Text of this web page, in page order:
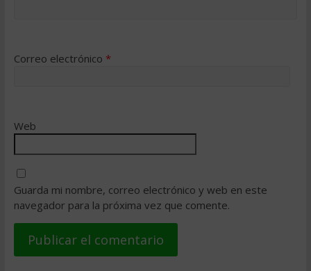
Correo electrónico *
Web
Guarda mi nombre, correo electrónico y web en este
navegador para la próxima vez que comente.